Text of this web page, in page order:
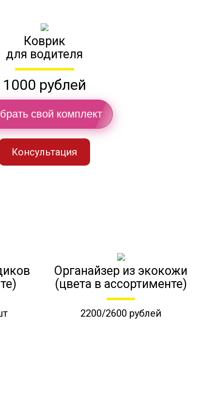
Коврик
для водителя
1000 рублей
свой комплект
Консультация
Органайзер из экокожи
(цвета в ассортименте)
2200/2600 рублей